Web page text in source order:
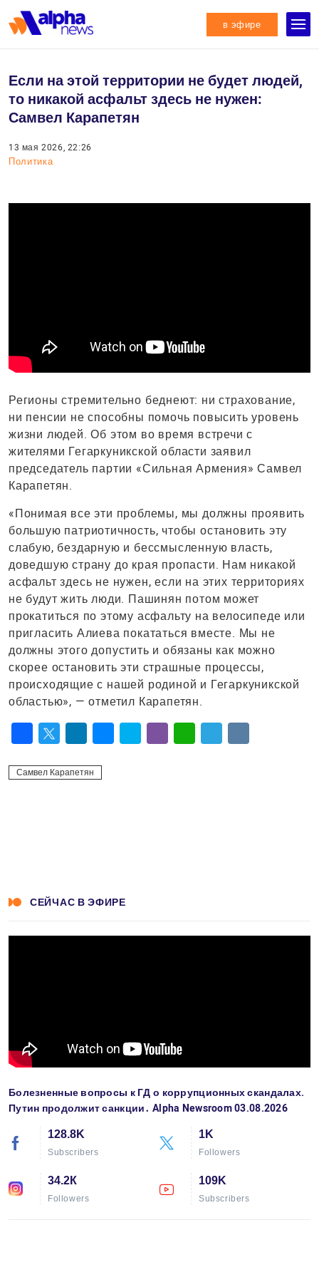
в эфире
Если на этой территории не будет людей,
то никакой асфальт здесь не нужен:
Самвел Карапетян
13 мая 2026, 22:26
Политика
Регионы стремительно беднеют: ни страхование,
ни пенсии не способны помочь повысить уровень
жизни людей. Об этом во время встречи с
жителями Гегаркуникской области заявил
председатель партии «Сильная Армения» Самвел
Карапетян.
«Понимая все эти проблемы, мы должны проявить
большую патриотичность, чтобы остановить эту
слабую, бездарную и бессмысленную власть,
доведшую страну до края пропасти. Нам никакой
асфальт здесь не нужен, если на этих территориях
не будут жить люди. Пашинян потом может
прокатиться по этому асфальту на велосипеде или
пригласить Алиева покататься вместе. Мы не
должны этого допустить и обязаны как можно
скорее остановить эти страшные процессы,
происходящие с нашей родиной и Гегаркуникской
областью», — отметил Карапетян.
Самвел Карапетян
СЕЙЧАС В ЭФИРЕ
Болезненные вопросы к ГД о коррупционных скандалах.
Путин продолжит санкции․ Alpha Newsroom 03.08.2026
128.8K
Subscribers
1K
Followers
34.2К
Followers
109K
Subscribers